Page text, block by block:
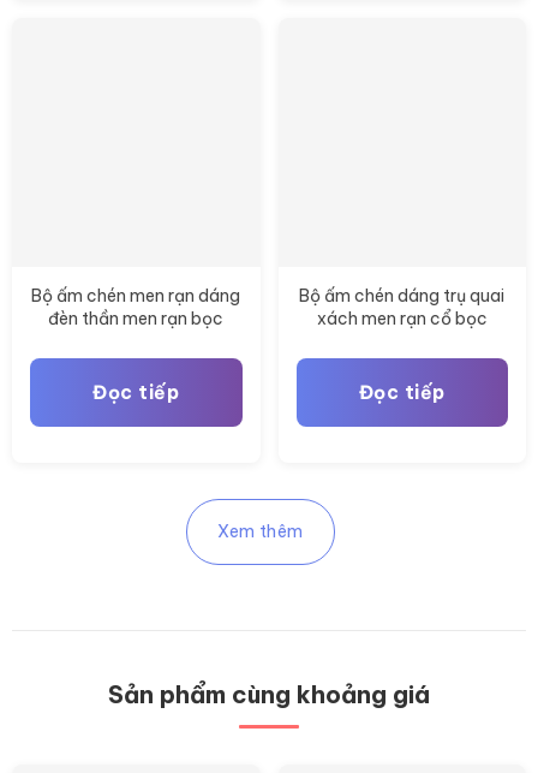
Bộ ấm chén men rạn dáng
đèn thần men rạn bọc
Đọc tiếp
Bộ ấm chén dáng trụ quai
xách men rạn cổ bọc
Đọc tiếp
Xem thêm
Sản phẩm cùng khoảng giá